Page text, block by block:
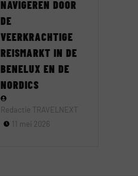
NAVIGEREN DOOR
DE
VEERKRACHTIGE
REISMARKT IN DE
BENELUX EN DE
NORDICS
Redactie TRAVELNEXT
11 mei 2026